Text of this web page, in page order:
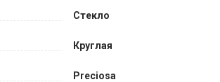
Стекло
Круглая
Preciosa